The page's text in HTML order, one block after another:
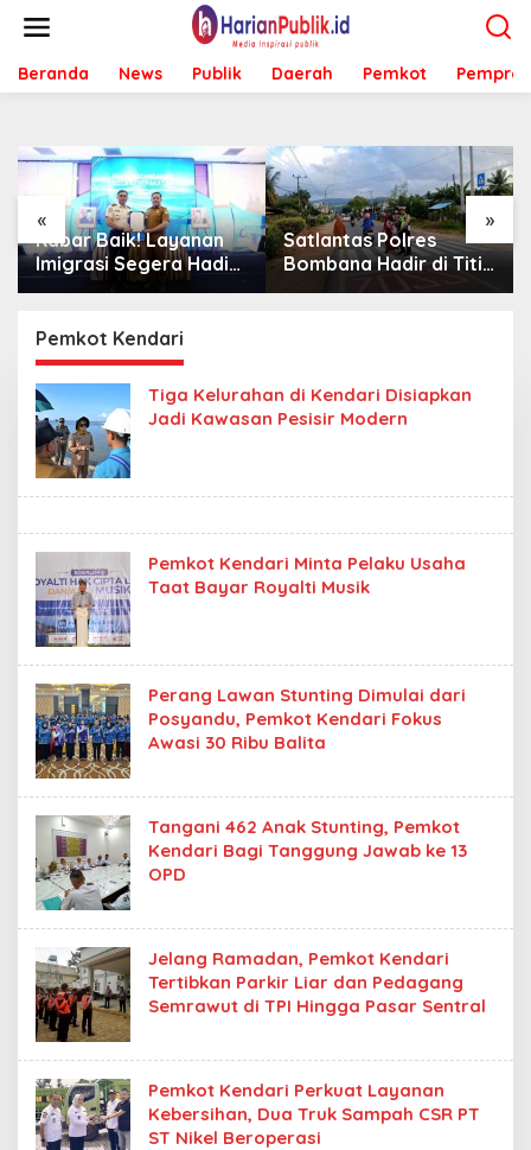
t
Beranda News Publik Daerah Pemkot Pemprov
« »
Kabar Baik! Layanan
Imigrasi Segera Hadir
di MPP Bombana,
ke Kendari
Satlantas Polres
Bombana Hadir di Titik
Rawan, Pastikan
Pemkot Kendari
Tiga Kelurahan di Kendari Disiapkan
Jadi Kawasan Pesisir Modern
Pemkot Kendari Minta Pelaku Usaha
Taat Bayar Royalti Musik
Perang Lawan Stunting Dimulai dari
Posyandu, Pemkot Kendari Fokus
Awasi 30 Ribu Balita
Tangani 462 Anak Stunting, Pemkot
Kendari Bagi Tanggung Jawab ke 13
OPD
Jelang Ramadan, Pemkot Kendari
Tertibkan Parkir Liar dan Pedagang
Semrawut di TPI Hingga Pasar Sentral
Pemkot Kendari Perkuat Layanan
Kebersihan, Dua Truk Sampah CSR PT
ST Nikel Beroperasi